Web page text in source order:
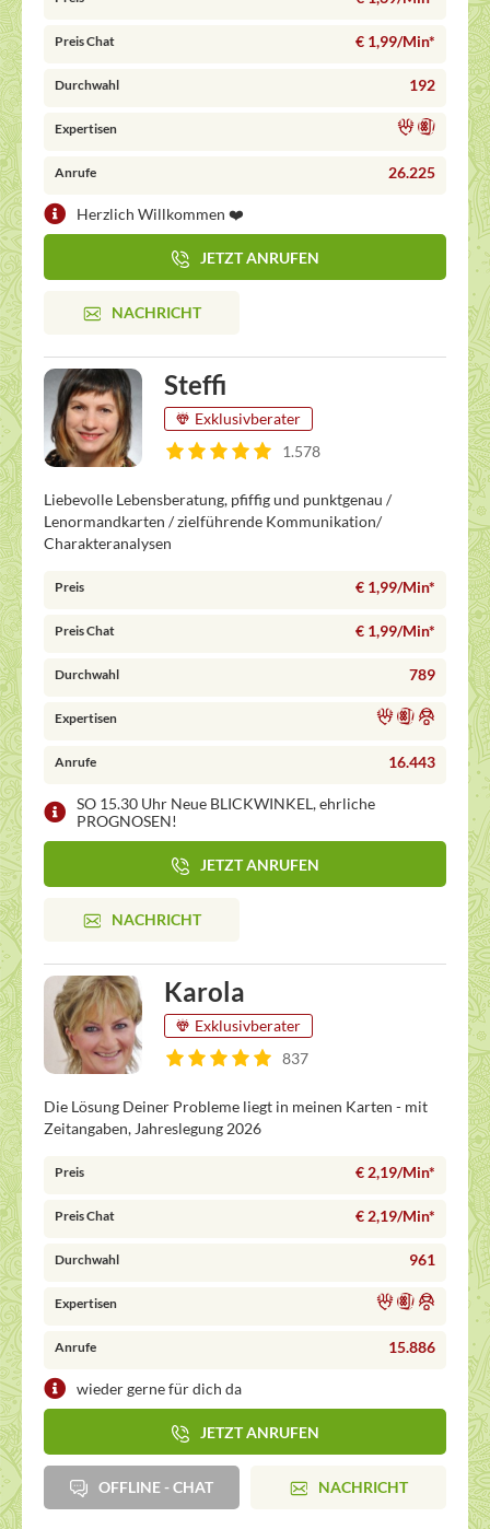
Preis Chat € 1,99/Min*
Durchwahl 192
Expertisen
Anrufe 26.225
Herzlich Willkommen ❤️
JETZT ANRUFEN
NACHRICHT
Steffi
Exklusivberater
1.578
Liebevolle Lebensberatung, pfiffig und punktgenau /
Lenormandkarten / zielführende Kommunikation/
Charakteranalysen
Preis € 1,99/Min*
Preis Chat € 1,99/Min*
Durchwahl 789
Expertisen
Anrufe 16.443
SO 15.30 Uhr Neue BLICKWINKEL, ehrliche
PROGNOSEN!
JETZT ANRUFEN
NACHRICHT
Karola
Exklusivberater
837
Die Lösung Deiner Probleme liegt in meinen Karten - mit
Zeitangaben, Jahreslegung 2026
Preis € 2,19/Min*
Preis Chat € 2,19/Min*
Durchwahl 961
Expertisen
Anrufe 15.886
wieder gerne für dich da
JETZT ANRUFEN
OFFLINE - CHAT NACHRICHT